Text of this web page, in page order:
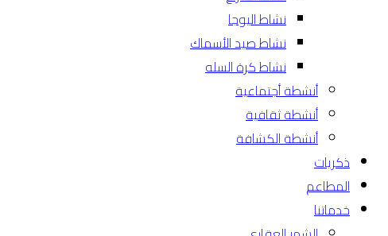
نشاط اليوجا
نشاط صيد الأسماك
نشاط كرة السله
أنشطة أجتماعية
أنشطة ثقافية
أنشطة الكشافة
ذكريات
المطاعم
خدماتنا